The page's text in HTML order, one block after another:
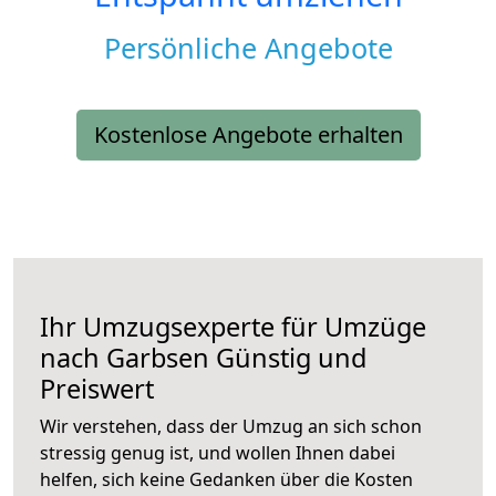
Persönliche Angebote
Kostenlose Angebote erhalten
Ihr Umzugsexperte für Umzüge
nach Garbsen Günstig und
Preiswert
Wir verstehen, dass der Umzug an sich schon
stressig genug ist, und wollen Ihnen dabei
helfen, sich keine Gedanken über die Kosten